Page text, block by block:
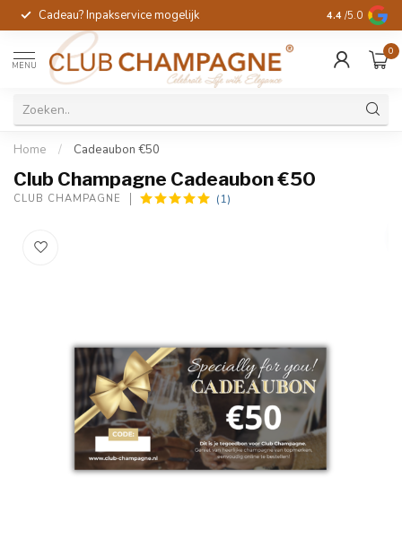
Cadeau? Inpakservice mogelijk Gratis
4.4 /5.0
MENU
0
Home / Cadeaubon €50
Club Champagne Cadeaubon €50
CLUB CHAMPAGNE (1)